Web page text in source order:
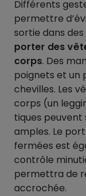
Différents
permettre
sortie dans des
porter des
corps. Des
poignets et un
chevilles. Les
corps (un
tiques peuvent
amples. Le
fermées est
contrôle
permettra de
accrochée.